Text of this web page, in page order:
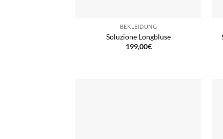
BEKLEIDUNG
Soluzione Longbluse
199,00€